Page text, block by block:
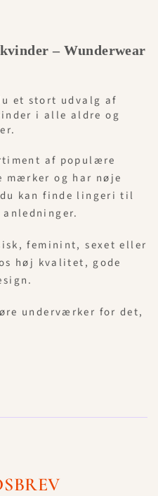
– Wunderwear
et stort udvalg af
i alle aldre og
af populære
mærker og har nøje
kan finde lingeri til
feminint, sexet eller
høj kvalitet, gode
underværker for det,